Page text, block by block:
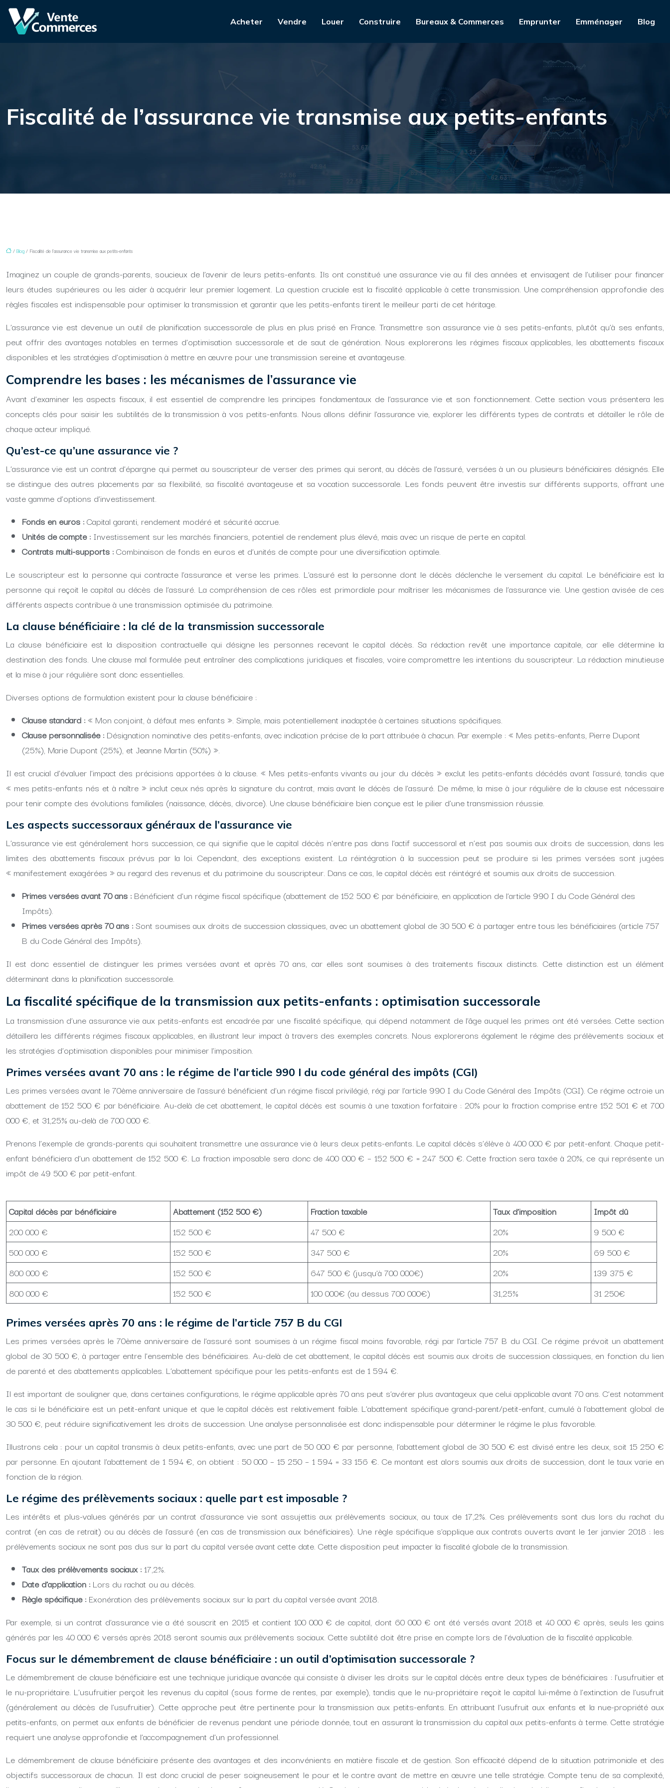
Acheter Vendre Louer Construire Bureaux & Commerces Emprunter Emménager Blog
Fiscalité de l’assurance vie transmise aux petits-enfants
/ Blog / Fiscalité de l’assurance vie transmise aux petits-enfants
Imaginez un couple de grands-parents, soucieux de l’avenir de leurs petits-enfants. Ils ont constitué une assurance vie au fil des années et envisagent de l’utiliser pour financer
leurs études supérieures ou les aider à acquérir leur premier logement. La question cruciale est la fiscalité applicable à cette transmission. Une compréhension approfondie des
règles fiscales est indispensable pour optimiser la transmission et garantir que les petits-enfants tirent le meilleur parti de cet héritage.
L’assurance vie est devenue un outil de planification successorale de plus en plus prisé en France. Transmettre son assurance vie à ses petits-enfants, plutôt qu’à ses enfants,
peut offrir des avantages notables en termes d’optimisation successorale et de saut de génération. Nous explorerons les régimes fiscaux applicables, les abattements fiscaux
disponibles et les stratégies d’optimisation à mettre en œuvre pour une transmission sereine et avantageuse.
Comprendre les bases : les mécanismes de l’assurance vie
Avant d’examiner les aspects fiscaux, il est essentiel de comprendre les principes fondamentaux de l’assurance vie et son fonctionnement. Cette section vous présentera les
concepts clés pour saisir les subtilités de la transmission à vos petits-enfants. Nous allons définir l’assurance vie, explorer les différents types de contrats et détailler le rôle de
chaque acteur impliqué.
Qu’est-ce qu’une assurance vie ?
L’assurance vie est un contrat d’épargne qui permet au souscripteur de verser des primes qui seront, au décès de l’assuré, versées à un ou plusieurs bénéficiaires désignés. Elle
se distingue des autres placements par sa flexibilité, sa fiscalité avantageuse et sa vocation successorale. Les fonds peuvent être investis sur différents supports, offrant une
vaste gamme d’options d’investissement.
Fonds en euros :Capital garanti, rendement modéré et sécurité accrue.
Unités de compte : Investissement sur les marchés financiers, potentiel de rendement plus élevé, mais avec un risque de perte en capital.
Contrats multi-supports :Combinaison de fonds en euros et d’unités de compte pour une diversification optimale.
Le souscripteur est la personne qui contracte l’assurance et verse les primes. L’assuré est la personne dont le décès déclenche le versement du capital. Le bénéficiaire est la
personne qui reçoit le capital au décès de l’assuré. La compréhension de ces rôles est primordiale pour maîtriser les mécanismes de l’assurance vie. Une gestion avisée de ces
différents aspects contribue à une transmission optimisée du patrimoine.
La clause bénéficiaire : la clé de la transmission successorale
La clause bénéficiaire est la disposition contractuelle qui désigne les personnes recevant le capital décès. Sa rédaction revêt une importance capitale, car elle détermine la
destination des fonds. Une clause mal formulée peut entraîner des complications juridiques et fiscales, voire compromettre les intentions du souscripteur. La rédaction minutieuse
et la mise à jour régulière sont donc essentielles.
Diverses options de formulation existent pour la clause bénéficiaire :
Clause standard :« Mon conjoint, à défaut mes enfants ». Simple, mais potentiellement inadaptée à certaines situations spécifiques.
Clause personnalisée : Désignation nominative des petits-enfants, avec indication précise de la part attribuée à chacun. Par exemple : « Mes petits-enfants, Pierre Dupont
(25%), Marie Dupont (25%), et Jeanne Martin (50%) ».
Il est crucial d’évaluer l’impact des précisions apportées à la clause. « Mes petits-enfants vivants au jour du décès » exclut les petits-enfants décédés avant l’assuré, tandis que
« mes petits-enfants nés et à naître » inclut ceux nés après la signature du contrat, mais avant le décès de l’assuré. De même, la mise à jour régulière de la clause est nécessaire
pour tenir compte des évolutions familiales (naissance, décès, divorce). Une clause bénéficiaire bien conçue est le pilier d’une transmission réussie.
Les aspects successoraux généraux de l’assurance vie
L’assurance vie est généralement hors succession, ce qui signifie que le capital décès n’entre pas dans l’actif successoral et n’est pas soumis aux droits de succession, dans les
limites des abattements fiscaux prévus par la loi. Cependant, des exceptions existent. La réintégration à la succession peut se produire si les primes versées sont jugées
« manifestement exagérées » au regard des revenus et du patrimoine du souscripteur. Dans ce cas, le capital décès est réintégré et soumis aux droits de succession.
Primes versées avant 70 ans : Bénéficient d’un régime fiscal spécifique (abattement de 152 500 € par bénéficiaire, en application de l’article 990 I du Code Général des
Impôts).
Primes versées après 70 ans :Sont soumises aux droits de succession classiques, avec un abattement global de 30 500 € à partager entre tous les bénéficiaires (article 757
B du Code Général des Impôts).
Il est donc essentiel de distinguer les primes versées avant et après 70 ans, car elles sont soumises à des traitements fiscaux distincts. Cette distinction est un élément
déterminant dans la planification successorale.
La fiscalité spécifique de la transmission aux petits-enfants : optimisation successorale
La transmission d’une assurance vie aux petits-enfants est encadrée par une fiscalité spécifique, qui dépend notamment de l’âge auquel les primes ont été versées. Cette section
détaillera les différents régimes fiscaux applicables, en illustrant leur impact à travers des exemples concrets. Nous explorerons également le régime des prélèvements sociaux et
les stratégies d’optimisation disponibles pour minimiser l’imposition.
Primes versées avant 70 ans : le régime de l’article 990 I du code général des impôts (CGI)
Les primes versées avant le 70ème anniversaire de l’assuré bénéficient d’un régime fiscal privilégié, régi par l’article 990 I du Code Général des Impôts (CGI). Ce régime octroie un
abattement de 152 500 € par bénéficiaire. Au-delà de cet abattement, le capital décès est soumis à une taxation forfaitaire : 20% pour la fraction comprise entre 152 501 € et 700
000 €, et 31,25% au-delà de 700 000 €.
Prenons l’exemple de grands-parents qui souhaitent transmettre une assurance vie à leurs deux petits-enfants. Le capital décès s’élève à 400 000 € par petit-enfant. Chaque petit-
enfant bénéficiera d’un abattement de 152 500 €. La fraction imposable sera donc de 400 000 € – 152 500 € = 247 500 €. Cette fraction sera taxée à 20%, ce qui représente un
impôt de 49 500 € par petit-enfant.
Capital décès par bénéficiaire Abattement (152 500 €) Fraction taxable Taux d’imposition
Impôt dû
200 000 €
152 500 € 47 500 € 20%
9 500 €
500 000 €
152 500 € 347 500 € 20%
69 500 €
800 000 €
152 500 € 647 500 € (jusqu’à 700 000€) 20%
139 375 €
800 000 €
152 500 € 100 000€ (au dessus 700 000€) 31,25% 31 250€
Primes versées après 70 ans : le régime de l’article 757 B du CGI
Les primes versées après le 70ème anniversaire de l’assuré sont soumises à un régime fiscal moins favorable, régi par l’article 757 B du CGI. Ce régime prévoit un abattement
global de 30 500 €, à partager entre l’ensemble des bénéficiaires. Au-delà de cet abattement, le capital décès est soumis aux droits de succession classiques, en fonction du lien
de parenté et des abattements applicables. L’abattement spécifique pour les petits-enfants est de 1 594 €.
Il est important de souligner que, dans certaines configurations, le régime applicable après 70 ans peut s’avérer plus avantageux que celui applicable avant 70 ans. C’est notamment
le cas si le bénéficiaire est un petit-enfant unique et que le capital décès est relativement faible. L’abattement spécifique grand-parent/petit-enfant, cumulé à l’abattement global de
30 500 €, peut réduire significativement les droits de succession. Une analyse personnalisée est donc indispensable pour déterminer le régime le plus favorable.
Illustrons cela : pour un capital transmis à deux petits-enfants, avec une part de 50 000 € par personne, l’abattement global de 30 500 € est divisé entre les deux, soit 15 250 €
par personne. En ajoutant l’abattement de 1 594 €, on obtient : 50 000 – 15 250 – 1 594 = 33 156 €. Ce montant est alors soumis aux droits de succession, dont le taux varie en
fonction de la région.
Le régime des prélèvements sociaux : quelle part est imposable ?
Les intérêts et plus-values générés par un contrat d’assurance vie sont assujettis aux prélèvements sociaux, au taux de 17,2%. Ces prélèvements sont dus lors du rachat du
contrat (en cas de retrait) ou au décès de l’assuré (en cas de transmission aux bénéficiaires). Une règle spécifique s’applique aux contrats ouverts avant le 1er janvier 2018 : les
prélèvements sociaux ne sont pas dus sur la part du capital versée avant cette date. Cette disposition peut impacter la fiscalité globale de la transmission.
Taux des prélèvements sociaux :17,2%.
Date d’application : Lors du rachat ou au décès.
Règle spécifique : Exonération des prélèvements sociaux sur la part du capital versée avant 2018.
Par exemple, si un contrat d’assurance vie a été souscrit en 2015 et contient 100 000 € de capital, dont 60 000 € ont été versés avant 2018 et 40 000 € après, seuls les gains
générés par les 40 000 € versés après 2018 seront soumis aux prélèvements sociaux. Cette subtilité doit être prise en compte lors de l’évaluation de la fiscalité applicable.
Focus sur le démembrement de clause bénéficiaire : un outil d’optimisation successorale ?
Le démembrement de clause bénéficiaire est une technique juridique avancée qui consiste à diviser les droits sur le capital décès entre deux types de bénéficiaires : l’usufruitier et
le nu-propriétaire. L’usufruitier perçoit les revenus du capital (sous forme de rentes, par exemple), tandis que le nu-propriétaire reçoit le capital lui-même à l’extinction de l’usufruit
(généralement au décès de l’usufruitier). Cette approche peut être pertinente pour la transmission aux petits-enfants. En attribuant l’usufruit aux enfants et la nue-propriété aux
petits-enfants, on permet aux enfants de bénéficier de revenus pendant une période donnée, tout en assurant la transmission du capital aux petits-enfants à terme. Cette stratégie
requiert une analyse approfondie et l’accompagnement d’un professionnel.
Le démembrement de clause bénéficiaire présente des avantages et des inconvénients en matière fiscale et de gestion. Son efficacité dépend de la situation patrimoniale et des
objectifs successoraux de chacun. Il est donc crucial de peser soigneusement le pour et le contre avant de mettre en œuvre une telle stratégie. Compte tenu de sa complexité,